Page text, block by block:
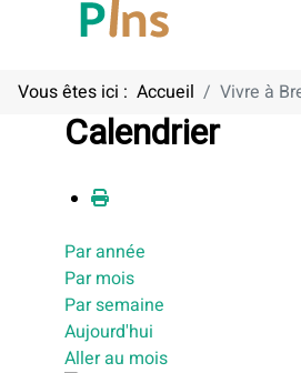
Vous êtes ici : Accueil Vivre à
Calendrier
Par année
Par mois
Par semaine
Aujourd'hui
Aller au mois